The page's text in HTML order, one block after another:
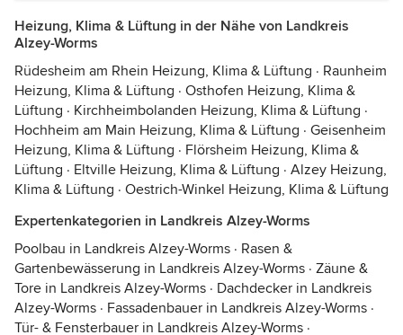
Heizung, Klima & Lüftung in der Nähe von Landkreis
Alzey-Worms
Rüdesheim am Rhein Heizung, Klima & Lüftung · Raunheim
Heizung, Klima & Lüftung · Osthofen Heizung, Klima &
Lüftung · Kirchheimbolanden Heizung, Klima & Lüftung ·
Hochheim am Main Heizung, Klima & Lüftung · Geisenheim
Heizung, Klima & Lüftung · Flörsheim Heizung, Klima &
Lüftung · Eltville Heizung, Klima & Lüftung · Alzey Heizung,
Klima & Lüftung · Oestrich-Winkel Heizung, Klima & Lüftung
Expertenkategorien in Landkreis Alzey-Worms
Poolbau in Landkreis Alzey-Worms · Rasen &
Gartenbewässerung in Landkreis Alzey-Worms · Zäune &
Tore in Landkreis Alzey-Worms · Dachdecker in Landkreis
Alzey-Worms · Fassadenbauer in Landkreis Alzey-Worms ·
Tür- & Fensterbauer in Landkreis Alzey-Worms ·